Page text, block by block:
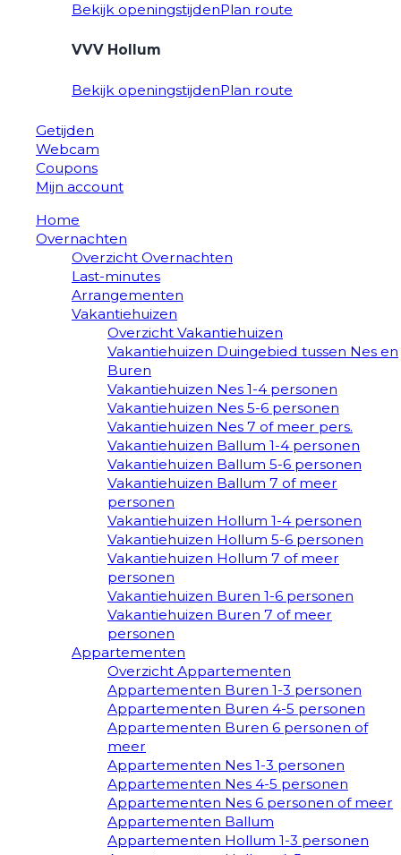
Bekijk openingstijdenPlan route
VVV Hollum
Bekijk openingstijdenPlan route
Getijden
Webcam
Coupons
Mijn account
Home
Overnachten
Overzicht Overnachten
Last-minutes
Arrangementen
Vakantiehuizen
Overzicht Vakantiehuizen
Vakantiehuizen Duingebied tussen Nes en
Buren
Vakantiehuizen Nes 1-4 personen
Vakantiehuizen Nes 5-6 personen
Vakantiehuizen Nes 7 of meer pers.
Vakantiehuizen Ballum 1-4 personen
Vakantiehuizen Ballum 5-6 personen
Vakantiehuizen Ballum 7 of meer
personen
Vakantiehuizen Hollum 1-4 personen
Vakantiehuizen Hollum 5-6 personen
Vakantiehuizen Hollum 7 of meer
personen
Vakantiehuizen Buren 1-6 personen
Vakantiehuizen Buren 7 of meer
personen
Appartementen
Overzicht Appartementen
Appartementen Buren 1-3 personen
Appartementen Buren 4-5 personen
Appartementen Buren 6 personen of
meer
Appartementen Nes 1-3 personen
Appartementen Nes 4-5 personen
Appartementen Nes 6 personen of meer
Appartementen Ballum
Appartementen Hollum 1-3 personen